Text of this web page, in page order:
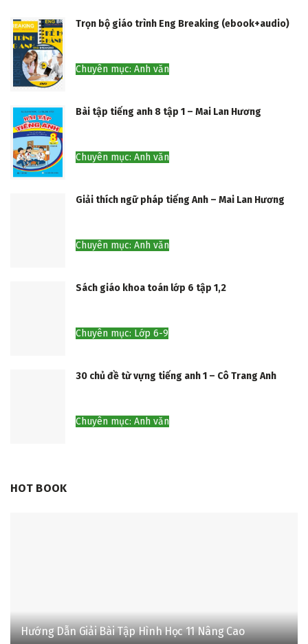
Trọn bộ giáo trình Eng Breaking (ebook+audio)
Chuyên mục: Anh văn
Bài tập tiếng anh 8 tập 1 – Mai Lan Hương
Chuyên mục: Anh văn
Giải thích ngữ pháp tiếng Anh – Mai Lan Hương
Chuyên mục: Anh văn
Sách giáo khoa toán lớp 6 tập 1,2
Chuyên mục: Lớp 6-9
30 chủ đề từ vựng tiếng anh 1 – Cô Trang Anh
Chuyên mục: Anh văn
HOT BOOK
Hướng Dẫn Giải Bài Tập Hình Học 11 Nâng Cao